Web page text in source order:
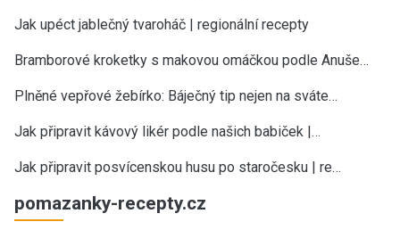
Jak upéct jablečný tvaroháč | regionální recepty
Bramborové kroketky s makovou omáčkou podle Anuše…
Plněné vepřové žebírko: Báječný tip nejen na sváte…
Jak připravit kávový likér podle našich babiček |…
Jak připravit posvícenskou husu po staročesku | re…
pomazanky-recepty.cz